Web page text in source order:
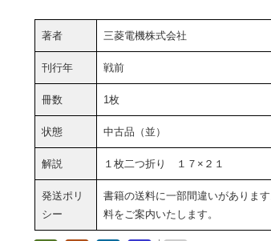
著者 三菱電機株式会社
刊行年 戦前
冊数 1枚
状態 中古品（並）
解説 １枚二つ折り １７×２１
発送ポリ
シー
書籍の送料に一部間違いがありま
料をご案内いたします。